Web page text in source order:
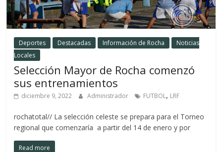
Deportes Destacadas Información de Rocha
Noticias
Locales
Selección Mayor de Rocha comenzó
sus entrenamientos
diciembre 9, 2022 Administrador FUTBOL, LRF
rochatotal// La selección celeste se prepara para el Torneo
regional que comenzaría a partir del 14 de enero y por
Read more